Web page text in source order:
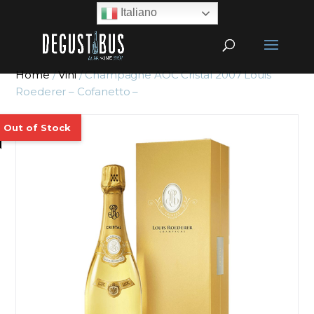
Home/Vini/ Champagne AOC Cristal 2007 Louis
Roederer – Cofanetto –
Italiano